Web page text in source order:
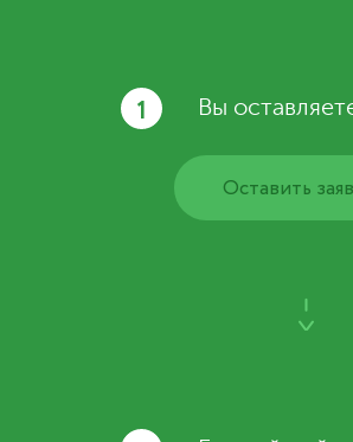
1 Вы
Оставить